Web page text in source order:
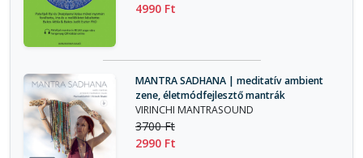
4990 Ft
MANTRA SADHANA | meditatív ambient
zene, életmódfejlesztő mantrák
VIRINCHI MANTRASOUND
3700 Ft
2990 Ft